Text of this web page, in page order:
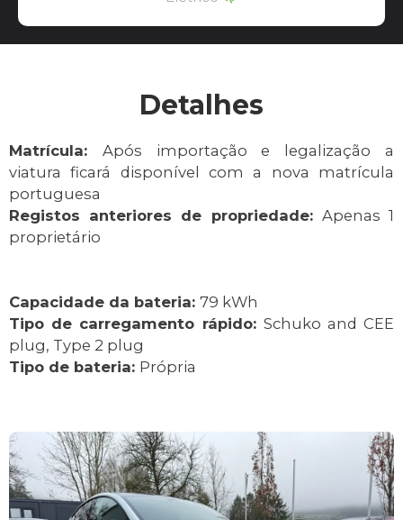
Detalhes
Matrícula: Após importação e legalização a
viatura ficará disponível com a nova matrícula
portuguesa
Registos anteriores de propriedade: Apenas 1
proprietário
Capacidade da bateria: 79 kWh
Tipo de carregamento rápido: Schuko and CEE
plug, Type 2 plug
Tipo de bateria: Própria